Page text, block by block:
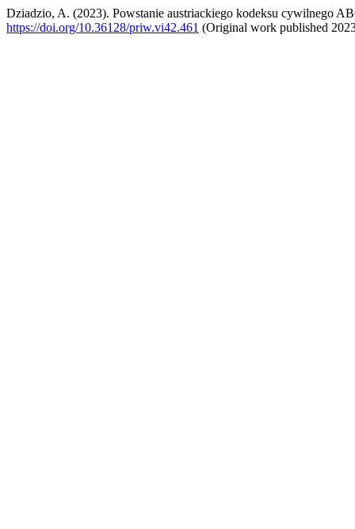
Dziadzio, A. (2023). Powstanie austriackiego kodeksu cywilnego
https://doi.org/10.36128/priw.vi42.461 (Original work published